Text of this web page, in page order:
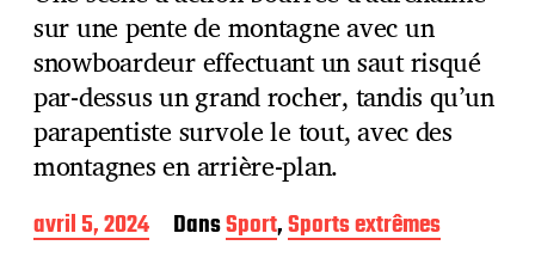
sur une pente de montagne avec un
snowboardeur effectuant un saut risqué
par-dessus un grand rocher, tandis qu’un
parapentiste survole le tout, avec des
montagnes en arrière-plan.
D
a
avril 5, 2024 DansSport,Sports extrêmes